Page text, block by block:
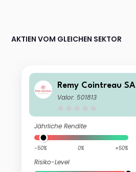
AKTIEN VOM GLEICHEN SEKTOR
Remy Cointreau SA
Valor: 501813
Jährliche Rendite
-50% 0% +50%
Risiko-Level